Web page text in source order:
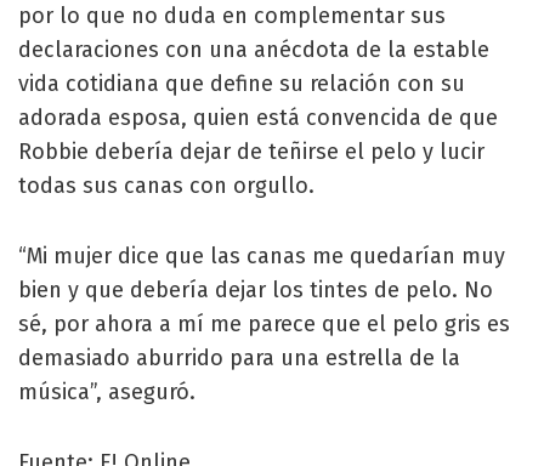
por lo que no duda en complementar sus
declaraciones con una anécdota de la estable
vida cotidiana que define su relación con su
adorada esposa, quien está convencida de que
Robbie debería dejar de teñirse el pelo y lucir
todas sus canas con orgullo.
“Mi mujer dice que las canas me quedarían muy
bien y que debería dejar los tintes de pelo. No
sé, por ahora a mí me parece que el pelo gris es
demasiado aburrido para una estrella de la
música”, aseguró.